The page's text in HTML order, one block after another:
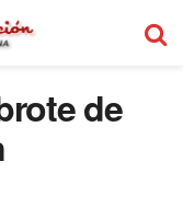
de